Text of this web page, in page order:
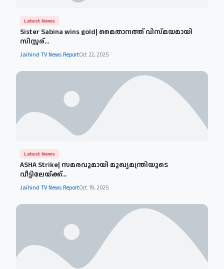
Latest News
Sister Sabina wins gold| മൈതാനത്ത് വിസ്മയമായി
സിസ്റ്റര്...
Jaihind TV News ReportOct 22, 2025
Latest News
ASHA Strike| സമരവുമായി മുഖ്യമന്ത്രിയുടെ
വീട്ടിലേയ്ക്ക്...
Jaihind TV News ReportOct 19, 2025